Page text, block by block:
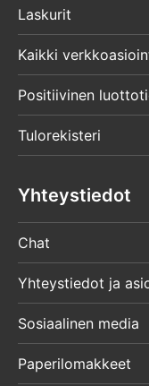
Laskurit
Kaikki
Positiivinen
Tulorekisteri
Yhteystiedot
Chat
Yhteystiedot ja
Sosiaalinen media
Paperilomakkeet